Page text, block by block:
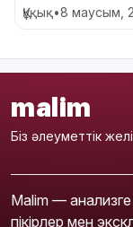
Құқық•8 маусым,
malim
Біз әлеуметтік
Malim — анализге
пікірлер мен